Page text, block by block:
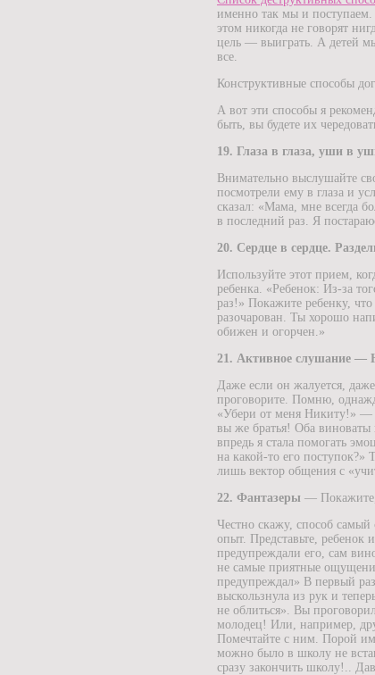
именно так мы и поступаем.
этом никогда не говорят
цель — выиграть. А детей
все.
Конструктивные способы
А вот эти способы я
быть, вы будете их
19. Глаза в глаза, уши в
Внимательно выслушайте
посмотрели ему в глаза и
сказал: «Мама, мне всегда
в последний раз. Я
20. Сердце в сердце.
Используйте этот прием,
ребенка. «Ребенок: Из-за
раз!» Покажите ребенку,
разочарован. Ты хорошо
обижен и огорчен.»
21. Активное слушание —
Даже если он жалуется,
проговорите. Помню,
«Убери от меня Никиту!» —
вы же братья! Оба виноваты
впредь я стала помогать
на какой-то его поступок?»
лишь вектор общения с
22. Фантазеры — Покажите,
Честно скажу, способ
опыт.
Представьте,
предупреждали его, сам
не самые приятные
предупреждал» В первый
выскользнула из рук и
не облиться». Вы
молодец! Или, например,
Помечтайте с ним. Порой
можно было в школу не
сразу закончить школу!..